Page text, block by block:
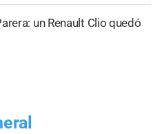
un Renault Clio quedó